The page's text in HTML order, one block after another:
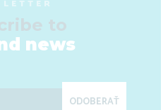
news
ODOBERAŤ